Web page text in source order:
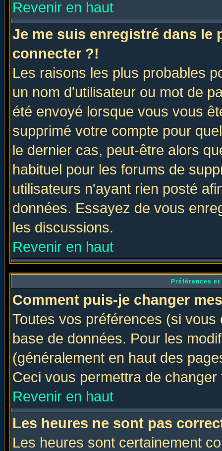
Revenir en haut
Je me suis enregistré dans le
connecter ?!
Les raisons les plus probables
un nom d'utilisateur ou mot de
été envoyé lorsque vous vous
supprimé votre compte pour
le dernier cas, peut-être alors
habituel pour les forums de
utilisateurs n'ayant rien posté
données. Essayez de vous
les discussions.
Revenir en haut
Préférences
Comment puis-je changer
Toutes vos préférences (si
base de données. Pour les
(généralement en haut des
Ceci vous permettra de
Revenir en haut
Les heures ne sont pas
Les heures sont certainement